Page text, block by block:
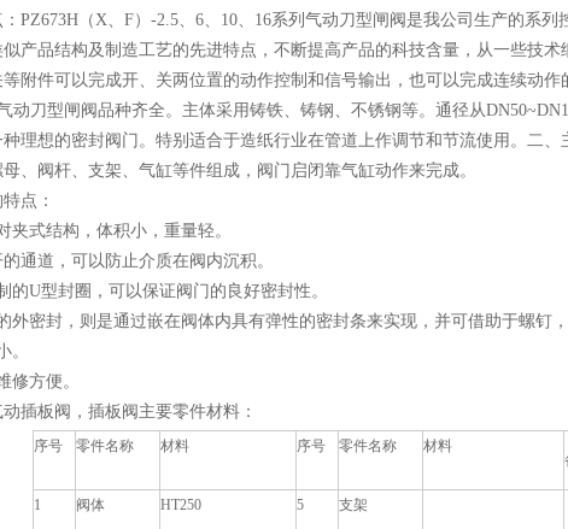
PZ673H（X、F）-2.5、6、10、16系列气动刀型闸阀是我公司生产的系
产品结构及制造工艺的先进特点，不断提高产品的科技含量，从一些技
附件可以完成开、关两位置的动作控制和信号输出，也可以完成连续动作
动刀型闸阀品种齐全。主体采用铸铁、铸钢、不锈钢等。通径从
理想的密封阀门。特别适合于造纸行业在管道上作调节和节流使用。二
、阀杆、支架、气缸等件组成，阀门启闭靠气缸动作来完成。
点：
夹式结构，体积小，重量轻。
通道，可以防止介质在阀内沉积。
的U型封圈，可以保证阀门的良好密封性。
外密封，则是通过嵌在阀体内具有弹性的密封条来实现，并可借助于螺钉，
。
修方便。
插板阀，插板阀主要零件材料：
序号 零件名称 材料 序号 零件名称
材料
1 阀体 HT250 5 支架